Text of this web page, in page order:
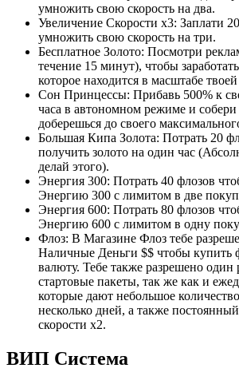
умножить свою скорость на два.
Увеличение Скорости х3: Заплати
умножить свою скорость на три.
Бесплатное Золото: Посмотри
течение 15 минут), чтобы
которое находится в масштабе
Сон Принцессы: Прибавь 500% к
часа в автономном режиме и
доберешься до своего
Большая Кипа Золота: Потрать 20
получить золото на один час
делай этого).
Энергия 300: Потрать 40 флозов
Энергию 300 с лимитом в две
Энергия 600: Потрать 80 флозов
Энергию 600 с лимитом в одну
Флоз: В Магазине Флоз тебе
Наличные Деньги $$ чтобы купить
валюту. Тебе также разрешено один
стартовые пакеты, так же как и
которые дают небольшое
несколько дней, а также
скорости х2.
ВИП Система